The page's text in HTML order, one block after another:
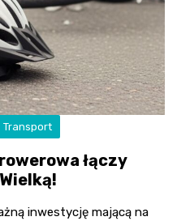
Transport
łączy
inwestycję mającą na